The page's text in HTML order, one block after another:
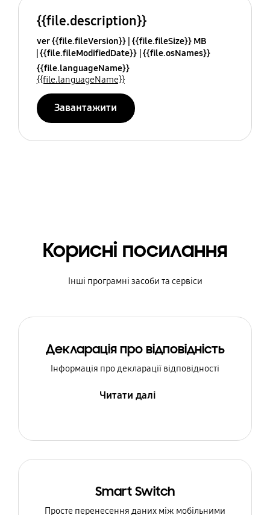
{{file.description}}
ver {{file.fileVersion}} {{file.fileSize}} MB
{{file.fileModifiedDate}} {{file.osNames}}
{{file.languageName}}
{{file.languageName}}
Завантажити
Корисні посилання
Інші програмні засоби та сервіси
Декларація про відповідність
Інформація про декларації відповідності
Читати далі
Smart Switch
Просте перенесення даних між мобільними